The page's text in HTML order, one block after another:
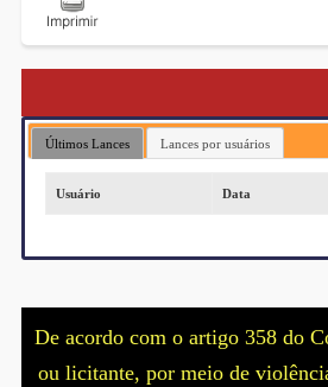
Últimos Lances Lances por usuários
Usuário Data
De acordo com o artigo 358 do
ou licitante, por meio de